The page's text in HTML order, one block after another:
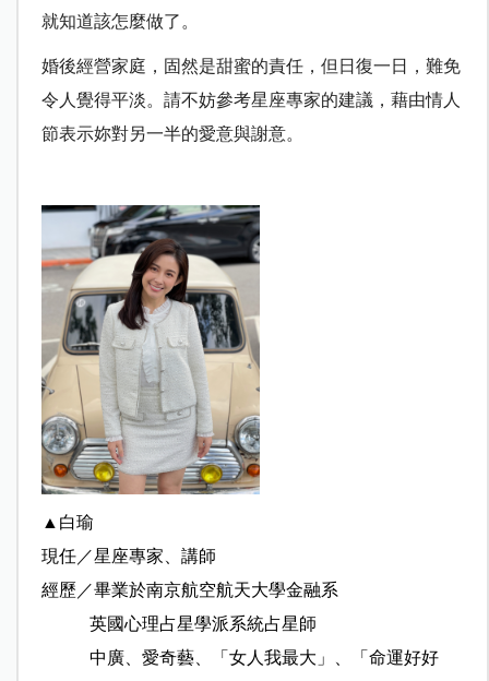
就知道該怎麼做了。
婚後經營家庭，固然是甜蜜的責任，但日復一日，難免
令人覺得平淡。請不妨參考星座專家的建議，藉由情人
節表示妳對另一半的愛意與謝意。
▲白瑜
現任／星座專家、講師
經歷／畢業於南京航空航天大學金融系
英國心理占星學派系統占星師
中廣、愛奇藝、「女人我最大」、「命運好好